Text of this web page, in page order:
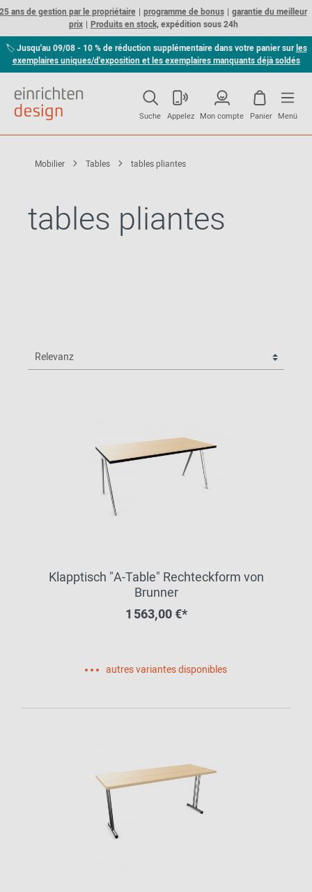
ans de gestion par le propriétaire programme de bonus
garantie du meilleur
prix
Produits en stock,expédition sous 24h
🏷Jusqu'au 09/08 - 10 % de réduction supplémentaire dans votre panier surles
exemplaires uniques/d'exposition et les exemplaires manquants déjà soldés
Suche Appelez Mon compte Panier Menü
Mobilier Tables tables pliantes
tables pliantes
Klapptisch "A-Table" Rechteckform von
Brunner
1 563,00 €*
autres variantes disponibles